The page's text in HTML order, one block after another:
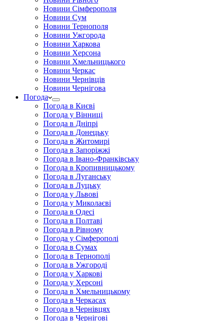
Новини Сімферополя
Новини Сум
Новини Тернополя
Новини Ужгорода
Новини Харкова
Новини Херсона
Новини Хмельницького
Новини Черкас
Новини Чернівців
Новини Чернігова
Погода
Погода в Києві
Погода у Вінниці
Погода в Дніпрі
Погода в Донецьку
Погода в Житомирі
Погода в Запоріжжі
Погода в Івано-Франківську
Погода в Кропивницькому
Погода в Луганську
Погода в Луцьку
Погода у Львові
Погода у Миколаєві
Погода в Одесі
Погода в Полтаві
Погода в Рівному
Погода у Сімферополі
Погода в Сумах
Погода в Тернополі
Погода в Ужгороді
Погода у Харкові
Погода у Херсоні
Погода в Хмельницькому
Погода в Черкасах
Погода в Чернівцях
Погода в Чернігові